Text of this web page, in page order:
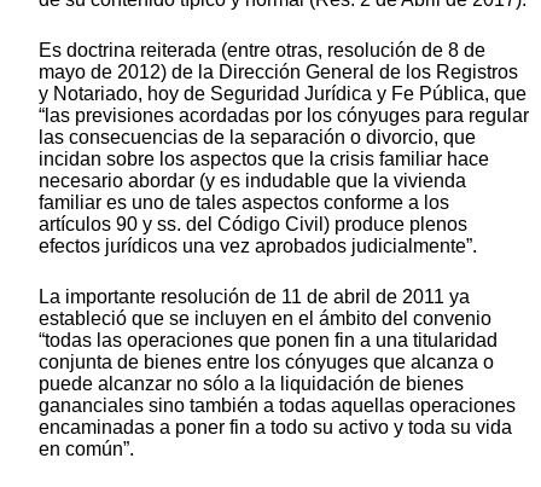
Es doctrina reiterada (entre otras, resolución de 8 de
mayo de 2012) de la Dirección General de los Registros
y Notariado, hoy de Seguridad Jurídica y Fe Pública, que
“las previsiones acordadas por los cónyuges para regular
las consecuencias de la separación o divorcio, que
incidan sobre los aspectos que la crisis familiar hace
necesario abordar (y es indudable que la vivienda
familiar es uno de tales aspectos conforme a los
artículos 90 y ss. del Código Civil) produce plenos
efectos jurídicos una vez aprobados judicialmente”.
La importante resolución de 11 de abril de 2011 ya
estableció que se incluyen en el ámbito del convenio
“todas las operaciones que ponen fin a una titularidad
conjunta de bienes entre los cónyuges que alcanza o
puede alcanzar no sólo a la liquidación de bienes
gananciales sino también a todas aquellas operaciones
encaminadas a poner fin a todo su activo y toda su vida
en común”.